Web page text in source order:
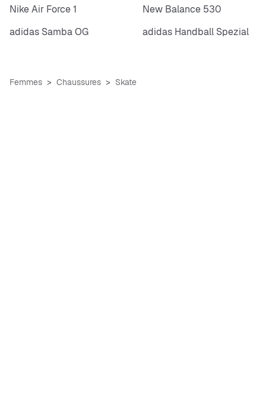
Nike Air Force 1
New Balance 530
adidas Samba OG
adidas Handball Spezial
Femmes Chaussures Skate